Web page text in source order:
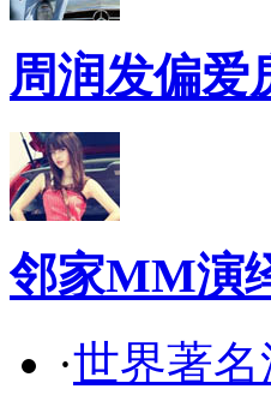
周润发偏爱
邻家MM演
·世界著